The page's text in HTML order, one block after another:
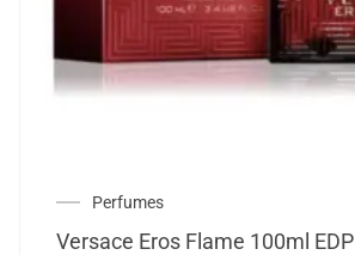
Perfumes
Versace Eros Flame 100ml EDP